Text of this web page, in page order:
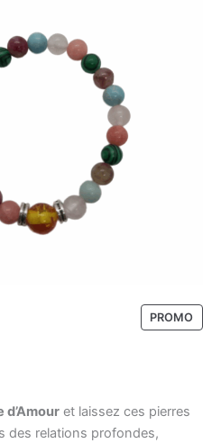
PROMO
et laissez ces pierres
des relations profondes,